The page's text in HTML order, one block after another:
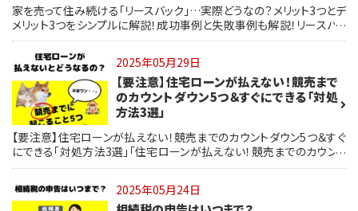
家を売って住み続ける「リースバック」…実際どうなの？メリット3つとデ
メリット3つをシンプルに解説！成功事例と失敗事例も解説！リースバッ
グのメリット3つは、「住み続けられる」「お金が手に入る」「買戻しができ
る」という、短期的・心理的な面が大きい リースバッグのデメリット3つ
は「買取価格が安い」「賃貸料が高い」「買戻し価格が高い」➡なぜそう
なるのか、仕組みは単純明快！これを知らずにリースバッグ契約をして
はいけません！【リースバッグの失敗例1】不動産の買取り価格が安すぎ
た！【リースバッグの失敗例2】家賃が高すぎて住み続けられなかった【リ
ースバッグの失敗例3】買い戻そうとしたら価格が大幅に上がっていた！
📝 リースバックを検討する前にチェックしたいポイント5つ
2025年05月29日
【要注意】住宅ローンが払えない！競売まで
のカウントダウン5つ＆すぐにできる「対処
方法3選」
【要注意】住宅ローンが払えない！競売までのカウントダウン5つ＆すぐ
にできる「対処方法3選」「住宅ローンが払えない！競売までのカウント
ダウン5選」①1カ月：「支払いの遅れ」のお知らせが届く【督促状の段
月目：分割終わり宣告「住宅ローン一括返済」の請求がくる④4～6か
2025年05月24日